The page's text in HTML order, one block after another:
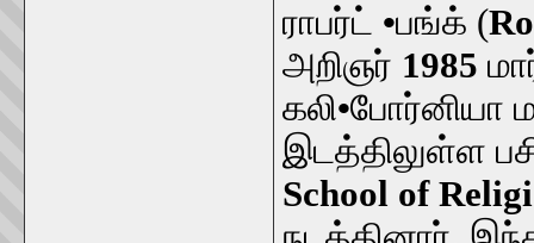
ராபர்ட் •பங்க் (
அறிஞர் 1985
கலி•போர்னியா
இடத்திலுள்ள
School of